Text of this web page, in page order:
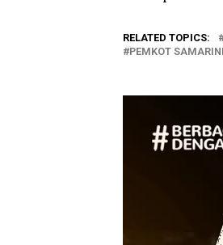
RELATED TOPICS:
PEMKOT